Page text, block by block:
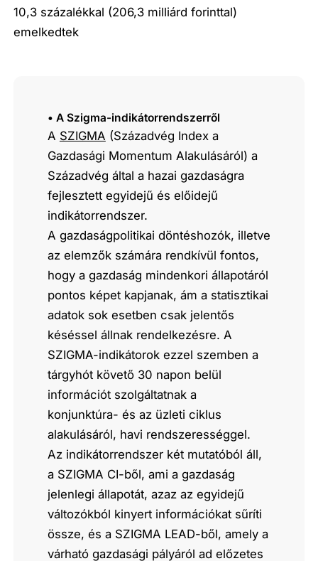
10,3 százalékkal (206,3 milliárd forinttal)
emelkedtek
• A Szigma-indikátorrendszerről
A SZIGMA (Századvég Index a
Gazdasági Momentum Alakulásáról) a
Századvég által a hazai gazdaságra
fejlesztett egyidejű és előidejű
indikátorrendszer.
A gazdaságpolitikai döntéshozók, illetve
az elemzők számára rendkívül fontos,
hogy a gazdaság mindenkori állapotáról
pontos képet kapjanak, ám a statisztikai
adatok sok esetben csak jelentős
késéssel állnak rendelkezésre. A
SZIGMA-indikátorok ezzel szemben a
tárgyhót követő 30 napon belül
információt szolgáltatnak a
konjunktúra- és az üzleti ciklus
alakulásáról, havi rendszerességgel.
Az indikátorrendszer két mutatóból áll,
a SZIGMA CI-ből, ami a gazdaság
jelenlegi állapotát, azaz az egyidejű
változókból kinyert információkat sűríti
össze, és a SZIGMA LEAD-ből, amely a
várható gazdasági pályáról ad előzetes